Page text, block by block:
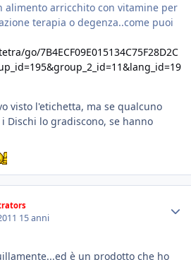
alimento arricchito con vitamine per
terapia o degenza..come puoi
go/7B4ECF09E015134C75F28D2C
visto l'etichetta, ma se qualcuno
Dischi lo gradiscono, se hanno
15 anni
è un prodotto che ho